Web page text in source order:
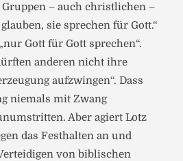
– auch christlichen –
sie sprechen für Gott.“
Gott für Gott sprechen“.
anderen nicht ihre
aufzwingen“. Dass
niemals mit Zwang
Aber agiert Lotz
das Festhalten an und
von biblischen